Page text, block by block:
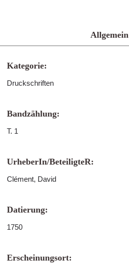
Allgemein
Kategorie:
Druckschriften
Bandzählung:
T. 1
UrheberIn/BeteiligteR:
Clément, David
Datierung:
1750
Erscheinungsort: